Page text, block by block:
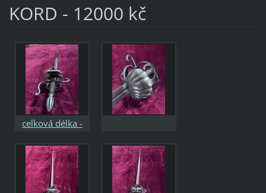
KORD - 12000 kč
celková délka -
čepele s ricasem
-86cm, délka
čepele bez ricasa